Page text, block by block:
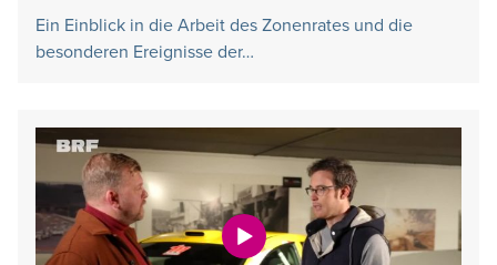
Ein Einblick in die Arbeit des Zonenrates und die
besonderen Ereignisse der…